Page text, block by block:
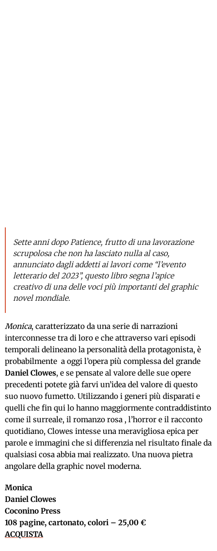
Sette anni dopo Patience, frutto di una lavorazione
scrupolosa che non ha lasciato nulla al caso,
annunciato dagli addetti ai lavori come “l’evento
letterario del 2023”, questo libro segna l’apice
creativo di una delle voci più importanti del graphic
novel mondiale.
Monica, caratterizzato da una serie di narrazioni
interconnesse tra di loro e che attraverso vari episodi
temporali delineano la personalità della protagonista, è
probabilmente a oggi l’opera più complessa del grande
Daniel Clowes, e se pensate al valore delle sue opere
precedenti potete già farvi un’idea del valore di questo
suo nuovo fumetto. Utilizzando i generi più disparati e
quelli che fin qui lo hanno maggiormente contraddistinto
come il surreale, il romanzo rosa , l’horror e il racconto
quotidiano, Clowes intesse una meravigliosa epica per
parole e immagini che si differenzia nel risultato finale da
qualsiasi cosa abbia mai realizzato. Una nuova pietra
angolare della graphic novel moderna.
Monica
Daniel Clowes
Coconino Press
108 pagine, cartonato, colori – 25,00 €
ACQUISTA